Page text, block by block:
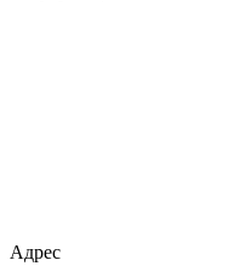
Адрес